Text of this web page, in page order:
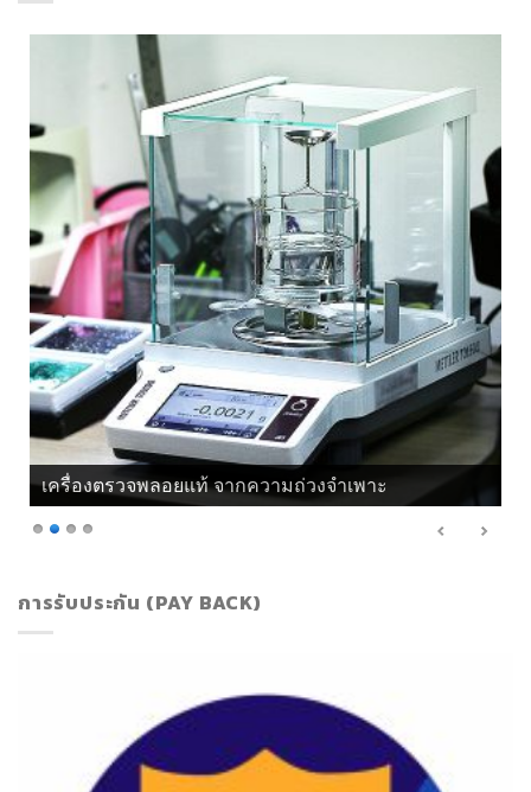
เครื่องตรวจพลอยแท้ จากความถ่วงจำเพาะ
การรับประกัน (PAY BACK)